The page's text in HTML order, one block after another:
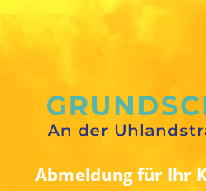
Abmeldung für Ihr